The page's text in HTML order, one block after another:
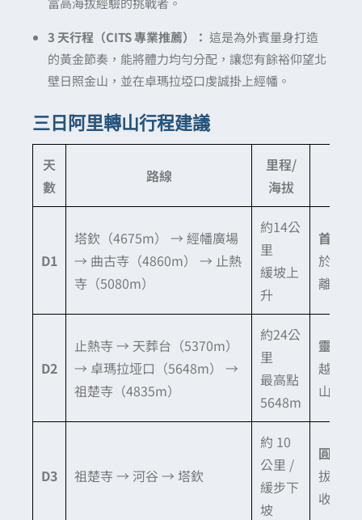
3 天行程（CITS 專業推薦）： 這是為外賓量身打造
的黃金節奏，能將體力均勻分配，讓您有餘裕仰望北
壁日照金山，並在卓瑪拉埡口虔誠掛上經幡。
三日阿里轉山行程建議
天
數
路線
里程/
海拔
D1
塔欽（4675m） → 經幡廣場
→ 曲古寺（4860m） → 止熱
寺（5080m）
約14公
里
緩坡上
升
首日適
於調整
離欣賞
D2
止熱寺 → 天葬台（5370m）
→ 卓瑪拉垭口（5648m） →
祖楚寺（4835m）
約24公
里
最高點
5648m
靈魂考
越埡口
山杖輔
D3 祖楚寺 → 河谷 → 塔欽
約 10
公里 /
緩步下
坡
圓滿回
拔逐漸
收穫返